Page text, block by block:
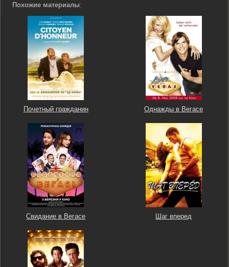
Похожие материалы:
Почетный гражданин Однажды в Вегасе
Свидание в Вегасе Шаг вперед